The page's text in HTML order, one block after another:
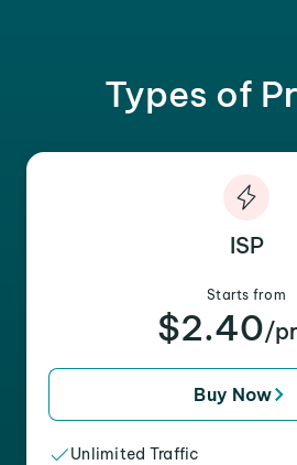
Types of
ISP
Starts from
$2.40/
Buy Now
Unlimited Traffic